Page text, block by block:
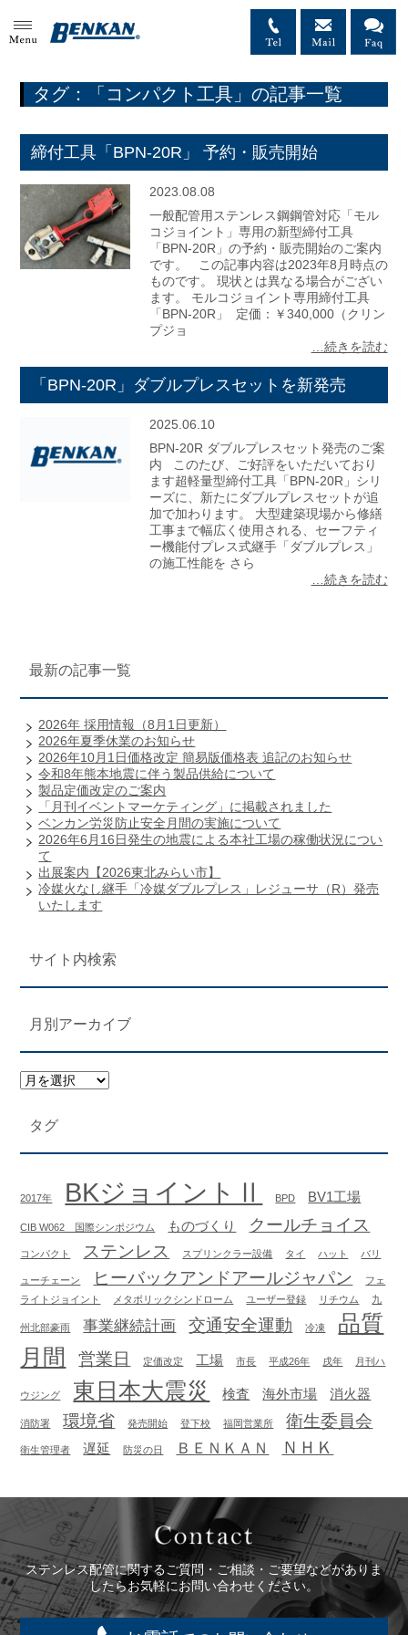
タグ：「コンパクト工具」の記事一覧
締付工具「BPN-20R」 予約・販売開始
2023.08.08
一般配管用ステンレス鋼鋼管対応「モル
コジョイント」専用の新型締付工具
「BPN-20R」の予約・販売開始のご案内
です。 この記事内容は2023年8月時点の
ものです。 現状とは異なる場合がござい
ます。 モルコジョイント専用締付工具
「BPN-20R」 定価：￥340,000（クリン
プジョ
…続きを読む
「BPN-20R」ダブルプレスセットを新発売
2025.06.10
BPN-20R ダブルプレスセット発売のご案
内 このたび、ご好評をいただいており
ます超軽量型締付工具「BPN-20R」シリ
ーズに、新たにダブルプレスセットが追
加で加わります。 大型建築現場から修繕
工事まで幅広く使用される、セーフティ
ー機能付プレス式継手「ダブルプレス」
の施工性能を さら
…続きを読む
最新の記事一覧
2026年 採用情報（8月1日更新）
2026年夏季休業のお知らせ
2026年10月1日価格改定 簡易版価格表 追記のお知らせ
令和8年熊本地震に伴う製品供給について
製品定価改定のご案内
「月刊イベントマーケティング」に掲載されました
ベンカン労災防止安全月間の実施について
2026年6月16日発生の地震による本社工場の稼働状況につい
て
出展案内【2026東北みらい市】
冷媒火なし継手「冷媒ダブルプレス」レジューサ（R）発売
いたします
サイト内検索
月別アーカイブ
タグ
2017年 BKジョイントⅡ BPD BV1工場
CIB W062 国際シンポジウム ものづくり クールチョイス
コンパクト ステンレス スプリンクラー設備 タイ ハット バリ
ューチェーン ヒーバックアンドアールジャパン
フェ
ライトジョイント
メタボリックシンドローム ユーザー登録 リチウム 九
州北部豪雨 事業継続計画 交通安全運動 冷凍
品質
月間
営業日 定価改定 工場 市長 平成26年 戌年 月刊ハ
ウジング 東日本大震災 検査 海外市場 消火器
消防署 環境省 発売開始 登下校 福岡営業所 衛生委員会
衛生管理者 遅延 防災の日 ＢＥＮＫＡＮ ＮＨＫ
ステンレス配管に関するご質問・ご相談・ご要望などがありま
したらお気軽にお問い合わせください。